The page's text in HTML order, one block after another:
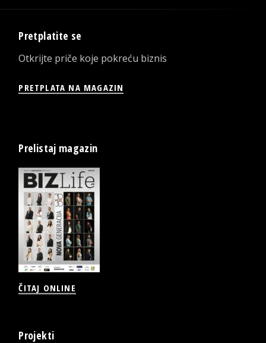
Pretplatite se
Otkrijte priče koje pokreću biznis
PRETPLATA NA MAGAZIN
Prelistaj magazin
ČITAJ ONLINE
Projekti